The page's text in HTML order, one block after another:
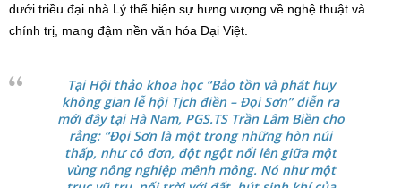
dưới triều đại nhà Lý thể hiện sự hưng vượng về nghệ thuật và
chính trị, mang đậm nền văn hóa Đại Việt.
Tại Hội thảo khoa học “Bảo tồn và phát huy
không gian lễ hội Tịch điền – Đọi Sơn” diễn ra
mới đây tại Hà Nam, PGS.TS Trần Lâm Biền cho
rằng: “Đọi Sơn là một trong những hòn núi
thấp, như cô đơn, đột ngột nổi lên giữa một
vùng nông nghiệp mênh mông. Nó như một